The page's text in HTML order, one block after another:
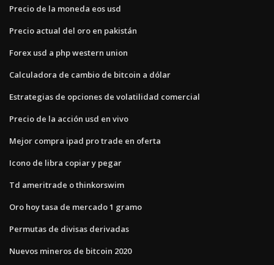
Precio de la moneda eos usd
Precio actual del oro en pakistán
Forex usd a php western union
Calculadora de cambio de bitcoin a dólar
Estrategias de opciones de volatilidad comercial
Precio de la acción usd en vivo
Mejor compra ipad pro trade en oferta
Icono de libra copiar y pegar
Td ameritrade o thinkorswim
Oro hoy tasa de mercado 1 gramo
Permutas de divisas derivadas
Nuevos mineros de bitcoin 2020